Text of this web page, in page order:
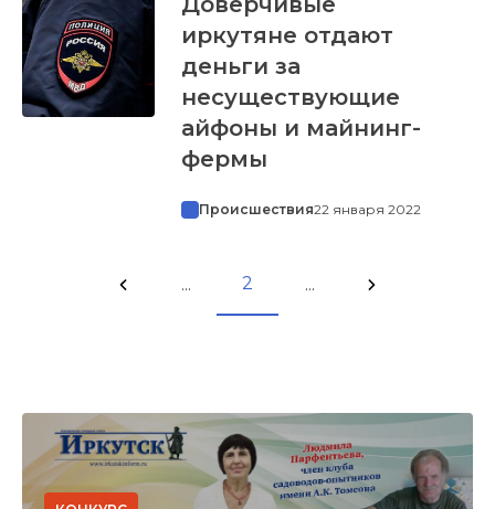
иркутяне отдают
деньги за
несуществующие
айфоны и майнинг-
фермы
Происшествия22 января 2022
... 2 ...